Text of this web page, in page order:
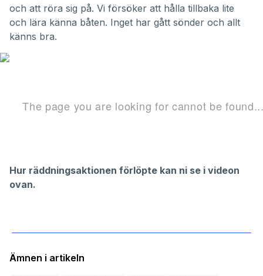
och att röra sig på. Vi försöker att hålla tillbaka lite
och lära känna båten. Inget har gått sönder och allt
känns bra.
Hur räddningsaktionen förlöpte kan ni se i videon
ovan.
Ämnen i artikeln